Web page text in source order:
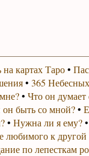
картах Таро•
• 365
• Что он думает
он быть со мной?•
• Нужна ли я ему?•
любимого к другой
по лепесткам